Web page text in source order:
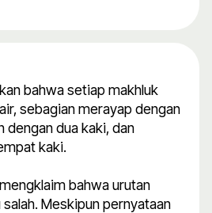
bahwa setiap makhluk
sebagian merayap dengan
dengan dua kaki, dan
kaki.
bahwa urutan
Meskipun pernyataan